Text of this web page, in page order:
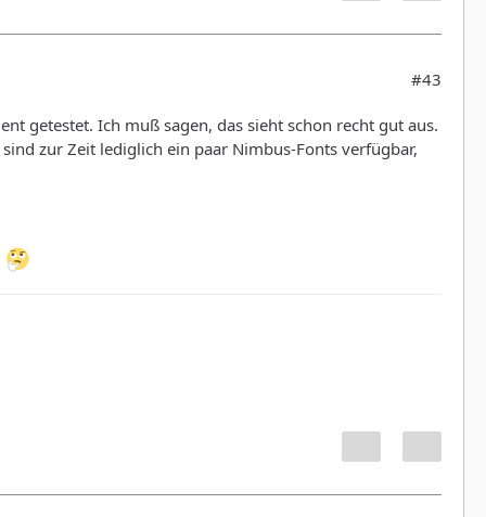
#43
getestet. Ich muß sagen, das sieht schon recht gut aus.
zur Zeit lediglich ein paar Nimbus-Fonts verfügbar,